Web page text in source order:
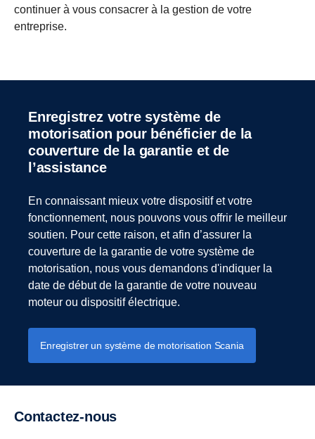
continuer à vous consacrer à la gestion de votre
entreprise.
Pour que les systèmes de motorisation fonctionnent
en fonction de l’utilisation prévue, puis installés et
réglés de manière optimale et sûre.
C’est exactement ce que font les services d’intégration de
l’installation et l’optimisation de l’alimentation. Avec l’aide
et le support de nos ingénieurs experts, les industriels et
les utilisateurs peuvent avoir l’esprit tranquille et obtenir
un produit de meilleure qualité.
Téléchargez la brochure pour obtenir tous les détails de
notre offre.
Télécharger la brochure sur les services d’intégration de
motorisation
Le fonctionnement électrique, une
Il ne fait aucun doute que le fonctionnement électrique
peut être une excellente alternative lorsqu’il s’agit de
minimiser l’impact climatique. Mais pour le faire d’une
delà des émissions provenant de l’utilisation. Les
batteries nécessitent des ressources considérables et
nous devons tous nous assurer que ces ressources sont
utilisées à leur plein potentiel, puis recyclées de manière
responsable.
Enregistrez votre système de
motorisation pour bénéficier de la
couverture de la garantie et de
l’assistance
En connaissant mieux votre dispositif et votre
fonctionnement, nous pouvons vous offrir le meilleur
soutien. Pour cette raison, et afin d’assurer la
couverture de la garantie de votre système de
motorisation, nous vous demandons d'indiquer la
date de début de la garantie de votre nouveau
moteur ou dispositif électrique.
Enregistrer un système de motorisation Scania
Contactez-nous